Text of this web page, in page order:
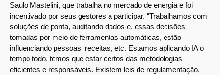
Saulo Mastelini, que trabalha no mercado de energia e foi
incentivado por seus gestores a participar. “Trabalhamos com
soluções de ponta, auditando dados e, essas decisões
tomadas por meio de ferramentas automáticas, estão
influenciando pessoas, receitas, etc. Estamos aplicando IA o
tempo todo, temos que estar certos das metodologias
eficientes e responsáveis. Existem leis de regulamentação,